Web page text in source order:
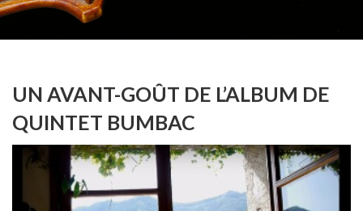
UN AVANT-GOÛT DE L’ALBUM DE
QUINTET BUMBAC